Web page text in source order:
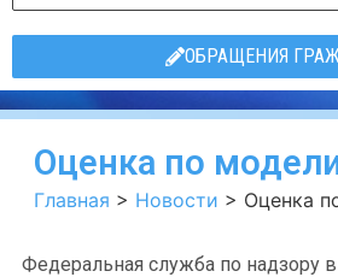
ОБРАЩЕНИЯ
Оценка по
Главная > Новости > Оценка
Федеральная служба по надзору